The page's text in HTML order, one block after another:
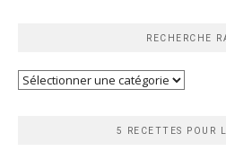
RECHERCHE
Recherche
5 RECETTES POUR